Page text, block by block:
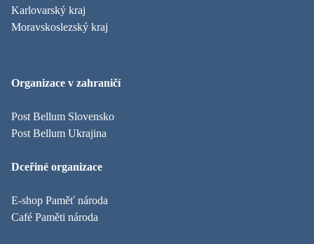
Karlovarský kraj
Moravskoslezský kraj
Organizace v zahraničí
Post Bellum Slovensko
Post Bellum Ukrajina
Dceřiné organizace
E-shop Paměť národa
Café Paměti národa